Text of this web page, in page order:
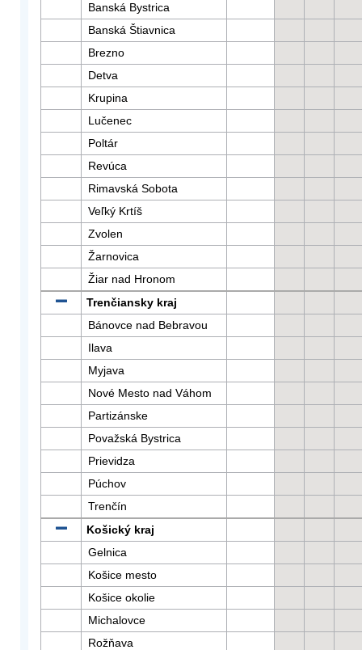
Banská Bystrica
Banská Štiavnica
Brezno
Detva
Krupina
Lučenec
Poltár
Revúca
Rimavská Sobota
Veľký Krtíš
Zvolen
Žarnovica
Žiar nad Hronom
Trenčiansky kraj
Bánovce nad Bebravou
Ilava
Myjava
Nové Mesto nad Váhom
Partizánske
Považská Bystrica
Prievidza
Púchov
Trenčín
Košický kraj
Gelnica
Košice mesto
Košice okolie
Michalovce
Rožňava